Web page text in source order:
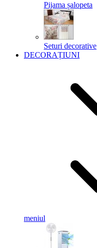
Pijama șalopeta
Seturi decorative
DECORAȚIUNI
meniul